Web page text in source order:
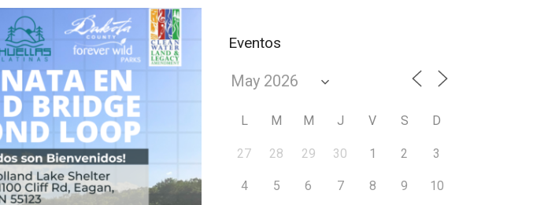
Eventos
L M M J V S D
27 28 29 30 1 2 3
4 5 6 7 8 9 10